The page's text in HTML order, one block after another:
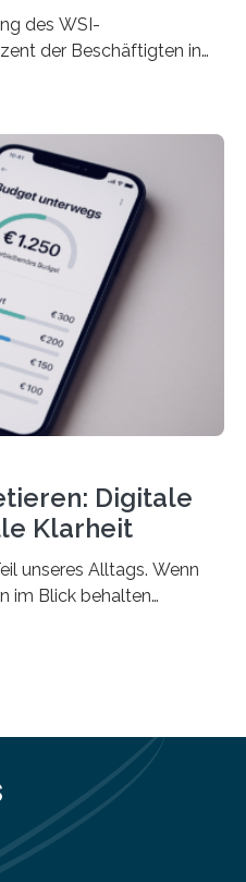
des WSI-
der Beschäftigten in
der Anteil mit 72 Prozent
teurer geworden. Für
das zumeist im Juni oder
ein wichtiger Faktor, um
leisten zu
44 Prozent noch nicht
in der
Zu diesem…
Digitale
Klarheit
unseres Alltags. Wenn
im Blick behalten
helfen Ihnen, Ausgaben
Tools: Alle
bieten bereits in
Funktion an,
Banken…